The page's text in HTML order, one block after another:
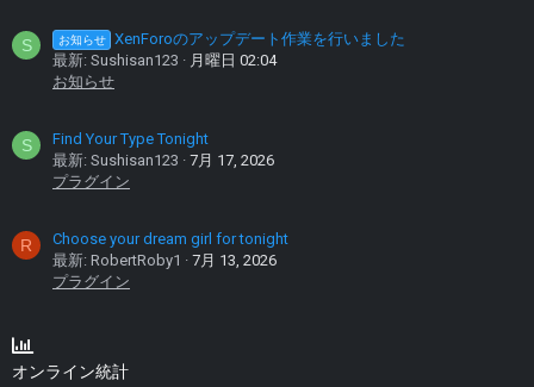
S お知らせ XenForoのアップデート作業を行いました
最新: Sushisan123
月曜日 02:04
お知らせ
S
Find Your Type Tonight
最新: Sushisan123
7月 17, 2026
プラグイン
R
Choose your dream girl for tonight
最新: RobertRoby1
7月 13, 2026
プラグイン
オンライン統計